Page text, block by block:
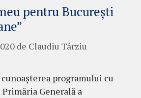
pentru București
de Claudiu Târziu
programului cu
Generală a